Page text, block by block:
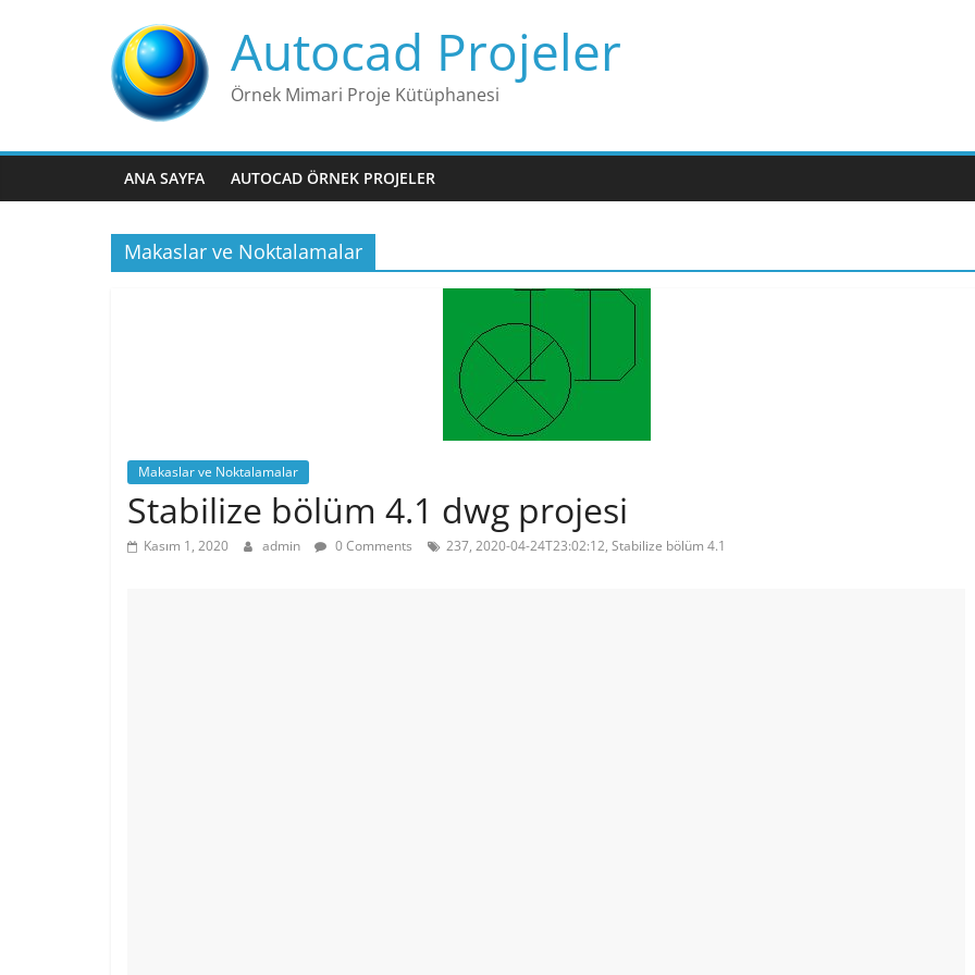
Autocad Projeler
Örnek Mimari Proje Kütüphanesi
ANA SAYFA AUTOCAD ÖRNEK PROJELER
Makaslar ve Noktalamalar
Makaslar ve Noktalamalar
Stabilize bölüm 4.1 dwg projesi
Kasım 1, 2020 admin 0 Comments 237, 2020-04-24T23:02:12, Stabilize bölüm 4.1